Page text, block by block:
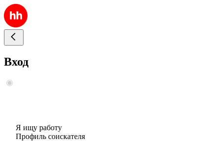
Вход
Я ищу работу
Профиль соискателя